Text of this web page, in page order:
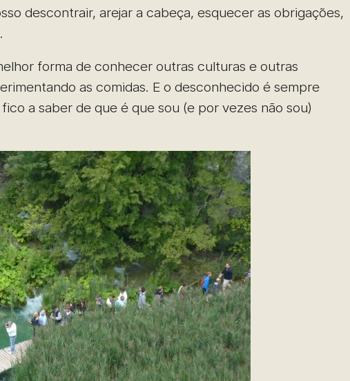
descontrair, arejar a cabeça, esquecer as obrigações,
forma de conhecer outras culturas e outras
as comidas. E o desconhecido é sempre
a saber de que é que sou (e por vezes não sou)